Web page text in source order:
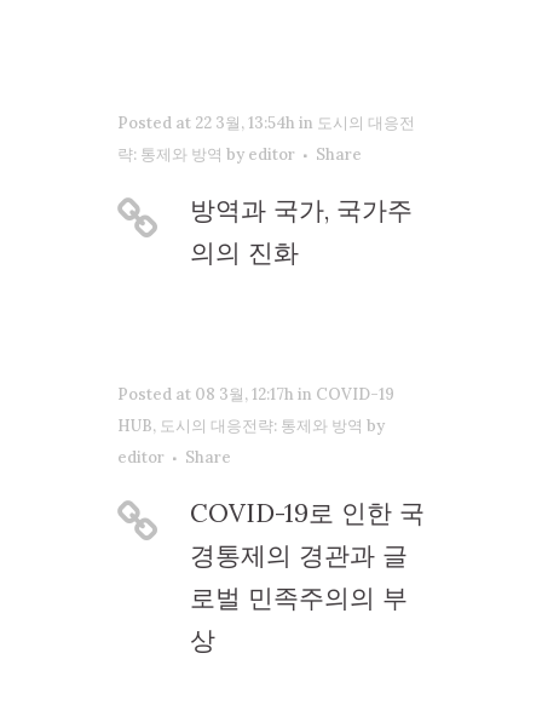
Posted at 22 3월, 13:54h in 도시의 대응전
략: 통제와 방역 by editor Share
방역과 국가, 국가주
의의 진화
Posted at 08 3월, 12:17h in COVID-19
HUB, 도시의 대응전략: 통제와 방역 by
editor
Share
COVID-19로 인한 국
경통제의 경관과 글
로벌 민족주의의 부
상